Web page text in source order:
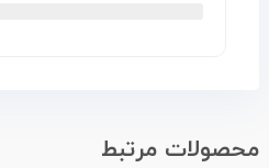
محصولات مرتبط